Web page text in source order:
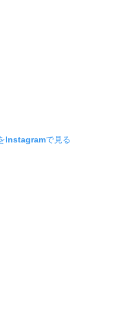
Instagramで見る